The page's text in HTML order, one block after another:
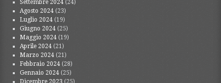
Settembre 2024 (24)
Agosto 2024 (23)
Luglio 2024 (19)
Giugno 2024 (25)
Maggio 2024 (19)
Aprile 2024 (21)
Marzo 2024 (21)
Febbraio 2024 (28)
Gennaio 2024 (25)
Dicembre 2023 (25)